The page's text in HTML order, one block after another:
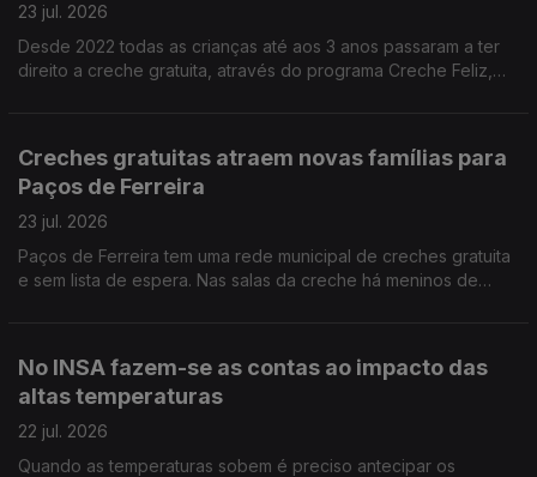
23 jul. 2026
Desde 2022 todas as crianças até aos 3 anos passaram a ter
direito a creche gratuita, através do programa Creche Feliz,
Creches gratuitas atraem novas famílias para
Paços de Ferreira
23 jul. 2026
Paços de Ferreira tem uma rede municipal de creches gratuita
e sem lista de espera. Nas salas da creche há meninos de
No INSA fazem-se as contas ao impacto das
altas temperaturas
22 jul. 2026
Quando as temperaturas sobem é preciso antecipar os